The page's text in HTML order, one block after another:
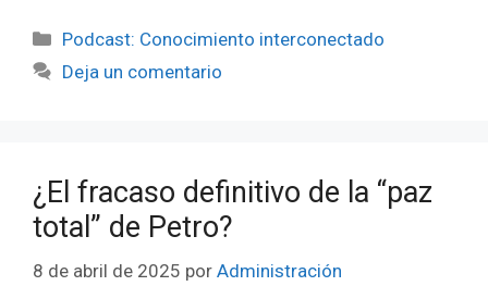
Categorías
Podcast: Conocimiento interconectado
Deja un comentario
¿El fracaso definitivo de la “paz
total” de Petro?
8 de abril de 2025 por Administración